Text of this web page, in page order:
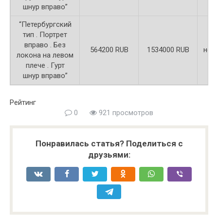
шнур вправо”
“Петербургский
тип . Портрет
вправо . Без
локона на левом
плече . Гурт
шнур вправо”
564200 RUB 1534000 RUB
Рейтинг
0
921 просмотров
Понравилась статья? Поделиться с
друзьями: